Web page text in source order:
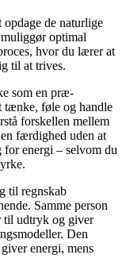
de naturlige
optimal
hvor du lærer at
til at trives.
som en præ-
tænke, føle og handle
forskellen mellem
færdighed uden at
energi – selvom du
til regnskab
Samme person
til udtryk og giver
Den
energi, mens